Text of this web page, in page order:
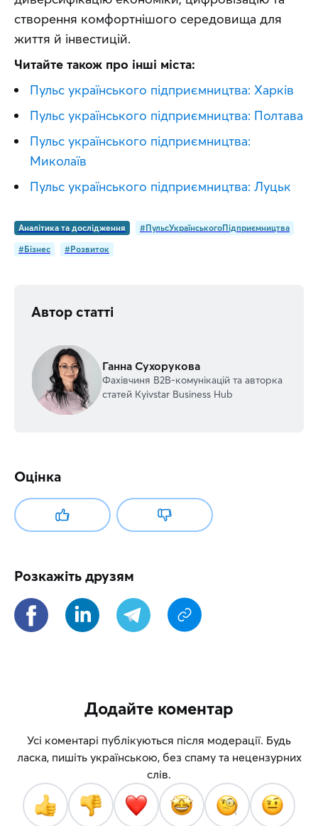
створення комфортнішого середовища для
життя й інвестицій.
Читайте також про інші міста:
Пульс українського підприємництва: Харків
Пульс українського підприємництва: Полтава
Пульс українського підприємництва:
Миколаїв
Пульс українського підприємництва: Луцьк
Аналітика та дослідження
#ПульсУкраїнськогоПідприємництва
#Бізнес
#Розвиток
Автор статті
Ганна Сухорукова
Фахівчиня В2В-комунікацій та авторка
статей Kyivstar Business Hub
Оцінка
Розкажіть друзям
Додайте коментар
Усі коментарі публікуються після модерації. Будь
ласка, пишіть українською, без спаму та нецензурних
слів.